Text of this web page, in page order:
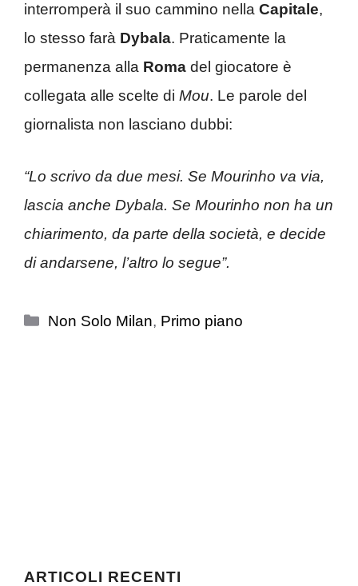
interromperà il suo cammino nella Capitale,
lo stesso farà Dybala. Praticamente la
permanenza alla Roma del giocatore è
collegata alle scelte di Mou. Le parole del
giornalista non lasciano dubbi:
“Lo scrivo da due mesi. Se Mourinho va via,
lascia anche Dybala. Se Mourinho non ha un
chiarimento, da parte della società, e decide
di andarsene, l’altro lo segue”.
Categorie
Non Solo Milan, Primo piano
ARTICOLI RECENTI